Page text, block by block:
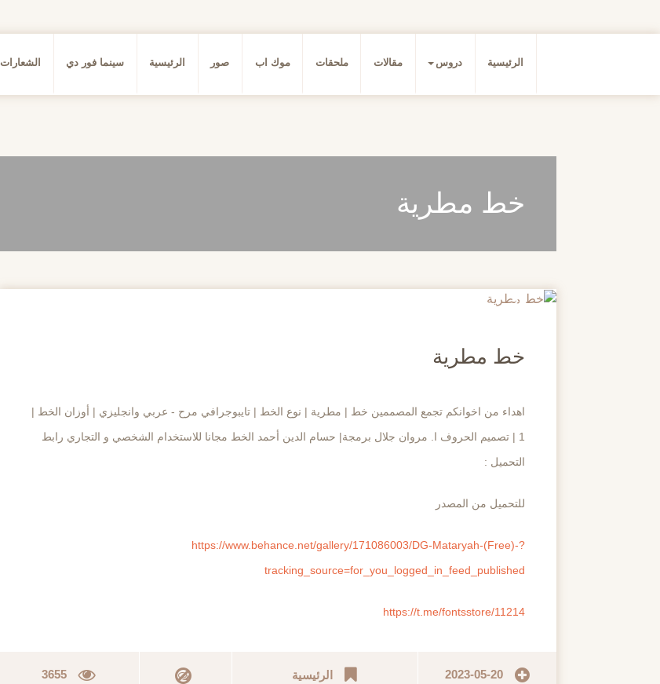
الرئيسية دروس مقالات ملحقات موك اب صور الرئيسية سينما فور دي الشعارات
خط مطرية
20
خط مطرية
اهداء من اخوانكم تجمع المصممين خط | مطرية | نوع الخط | تايبوجرافي مرح - عربي وانجليزي | أوزان الخط |
1 | تصميم الحروف ا. مروان جلال برمجة| حسام الدين أحمد الخط مجانا للاستخدام الشخصي و التجاري رابط
التحميل :
للتحميل من المصدر
https://www.behance.net/gallery/171086003/DG-Mataryah-(Free)-?
tracking_source=for_you_logged_in_feed_published
https://t.me/fontsstore/11214
2023-05-20 الرئيسية 3655